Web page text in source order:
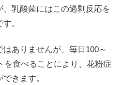
、乳酸菌にはこの過剰反応を
。
ありませんが、毎日100～
を食べることにより、花粉症
きます。